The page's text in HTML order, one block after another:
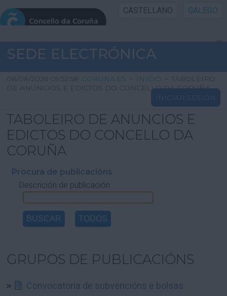
CASTELLANO GALEGO
INICIO SEDE
INICIO
INFORMACIÓN PÚBLICA
CARTAFOL CIDADÁN
AXUDA
SEDE ELECTRÓNICA
08/08/2026 09:52:58 CORUNA.ES > INICIO > TABOLEIRO
DE ANUNCIOS E EDICTOS DO CONCELLO DA CORUÑA
INICIAR SESIÓN
TABOLEIRO DE ANUNCIOS E
EDICTOS DO CONCELLO DA
CORUÑA
Procura de publicacións
Descrición de publicación
GRUPOS DE PUBLICACIÓNS
Convocatoria de subvencións e bolsas